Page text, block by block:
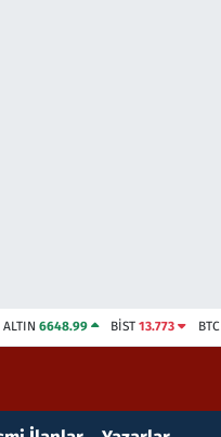
ALTIN 6648.99 BİST13.773 BTC